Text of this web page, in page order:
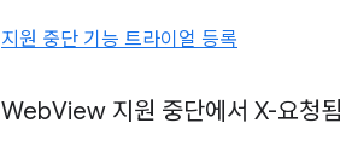
지원 중단 기능 트라이얼 등록
WebView 지원 중단에서 X-요청됨